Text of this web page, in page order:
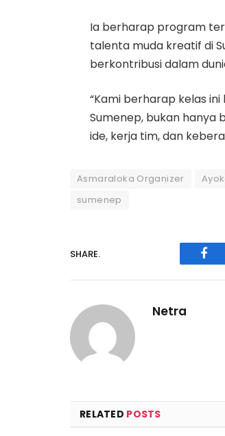
Ia berharap program
talenta muda kreatif di
berkontribusi dalam
“Kami berharap kelas
Sumenep, bukan hanya
ide, kerja tim, dan
Asmaraloka Organizer
sumenep
SHARE.
Netra
RELATED POSTS